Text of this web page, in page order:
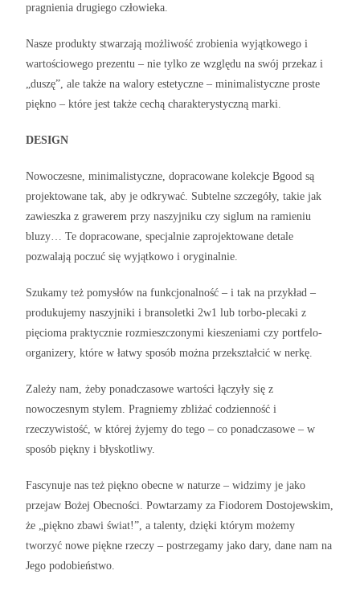
pragnienia drugiego człowieka.
Nasze produkty stwarzają możliwość zrobienia wyjątkowego i
wartościowego prezentu – nie tylko ze względu na swój przekaz i
„duszę”, ale także na walory estetyczne – minimalistyczne proste
piękno – które jest także cechą charakterystyczną marki.
DESIGN
Nowoczesne, minimalistyczne, dopracowane kolekcje Bgood są
projektowane tak, aby je odkrywać. Subtelne szczegóły, takie jak
zawieszka z grawerem przy naszyjniku czy siglum na ramieniu
bluzy… Te dopracowane, specjalnie zaprojektowane detale
pozwalają poczuć się wyjątkowo i oryginalnie.
Szukamy też pomysłów na funkcjonalność – i tak na przykład –
produkujemy naszyjniki i bransoletki 2w1 lub torbo-plecaki z
pięcioma praktycznie rozmieszczonymi kieszeniami czy portfelo-
organizery, które w łatwy sposób można przekształcić w nerkę.
Zależy nam, żeby ponadczasowe wartości łączyły się z
nowoczesnym stylem. Pragniemy zbliżać codzienność i
rzeczywistość, w której żyjemy do tego – co ponadczasowe – w
sposób piękny i błyskotliwy.
Fascynuje nas też piękno obecne w naturze – widzimy je jako
przejaw Bożej Obecności. Powtarzamy za Fiodorem Dostojewskim,
że „piękno zbawi świat!”, a talenty, dzięki którym możemy
tworzyć nowe piękne rzeczy – postrzegamy jako dary, dane nam na
Jego podobieństwo.